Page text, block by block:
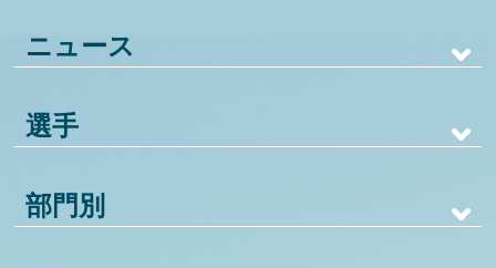
ニュース
選手
部門別